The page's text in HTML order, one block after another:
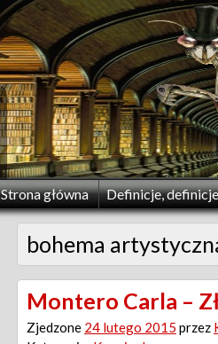
Strona główna Definicje, definicje
bohema
Montero Carla –
Zjedzone 24 lutego 2015 przez